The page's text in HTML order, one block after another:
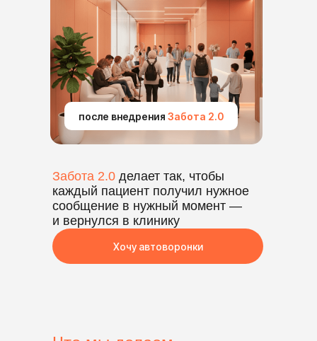
после внедрения Забота 2.0
Забота 2.0 делает так, чтобы
каждый пациент получил нужное
сообщение в нужный момент —
и вернулся в клинику
Хочу автоворонки